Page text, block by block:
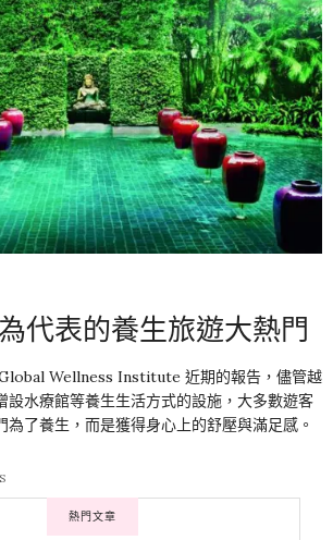
代表的養生旅遊大熱門
Wellness Institute 近期的報告，儘管越
設水療館等養生生活方式的設施，大多數遊客
為了養生，而是獲得身心上的舒壓與滿足感。
熱門文章